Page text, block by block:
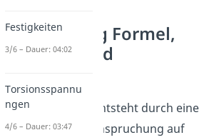
Zugspannung Formel,
Definition und
Die Zugspannung entsteht durch eine
senkrechte Zugbeanspruchung auf
Festigkeiten
3/6 – Dauer: 04:02
Torsionsspannu
ngen
4/6 – Dauer: 03:47